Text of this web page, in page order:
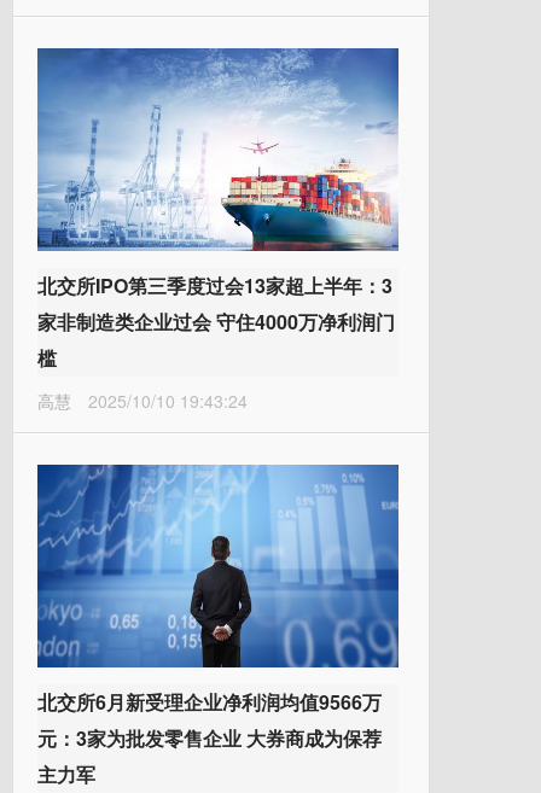
北交所IPO第三季度过会13家超上半年：3
家非制造类企业过会 守住4000万净利润门
槛
高慧 2025/10/10 19:43:24
北交所6月新受理企业净利润均值9566万
元：3家为批发零售企业 大券商成为保荐
主力军